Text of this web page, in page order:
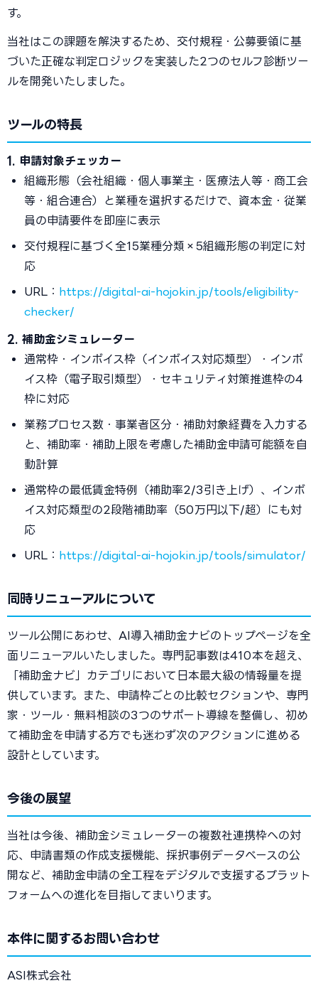
す。
当社はこの課題を解決するため、交付規程・公募要領に基
づいた正確な判定ロジックを実装した2つのセルフ診断ツー
ルを開発いたしました。
ツールの特長
1. 申請対象チェッカー
組織形態（会社組織・個人事業主・医療法人等・商工会
等・組合連合）と業種を選択するだけで、資本金・従業
員の申請要件を即座に表示
交付規程に基づく全15業種分類×5組織形態の判定に対
応
URL： https://digital-ai-hojokin.jp/tools/eligibility-
checker/
2. 補助金シミュレーター
通常枠・インボイス枠（インボイス対応類型）・インボ
イス枠（電子取引類型）・セキュリティ対策推進枠の4
枠に対応
業務プロセス数・事業者区分・補助対象経費を入力する
と、補助率・補助上限を考慮した補助金申請可能額を自
動計算
通常枠の最低賃金特例（補助率2/3引き上げ）、インボ
イス対応類型の2段階補助率（50万円以下/超）にも対
応
URL： https://digital-ai-hojokin.jp/tools/simulator/
同時リニューアルについて
ツール公開にあわせ、AI導入補助金ナビのトップページを全
面リニューアルいたしました。専門記事数は410本を超え、
「補助金ナビ」カテゴリにおいて日本最大級の情報量を提
供しています。また、申請枠ごとの比較セクションや、専門
家・ツール・無料相談の3つのサポート導線を整備し、初め
て補助金を申請する方でも迷わず次のアクションに進める
設計としています。
今後の展望
当社は今後、補助金シミュレーターの複数社連携枠への対
応、申請書類の作成支援機能、採択事例データベースの公
開など、補助金申請の全工程をデジタルで支援するプラット
フォームへの進化を目指してまいります。
本件に関するお問い合わせ
ASI株式会社